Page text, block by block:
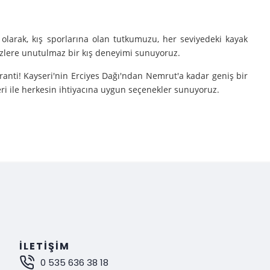
kış sporlarına olan tutkumuzu, her seviyedeki kayak
unutulmaz bir kış deneyimi sunuyoruz.
Kayseri'nin Erciyes Dağı'ndan Nemrut'a kadar geniş bir
ile herkesin ihtiyacına uygun seçenekler sunuyoruz.
çıkarıyoruz.
bir deneyim sunuyoruz.
İLETIŞIM
0 535 636 38 18